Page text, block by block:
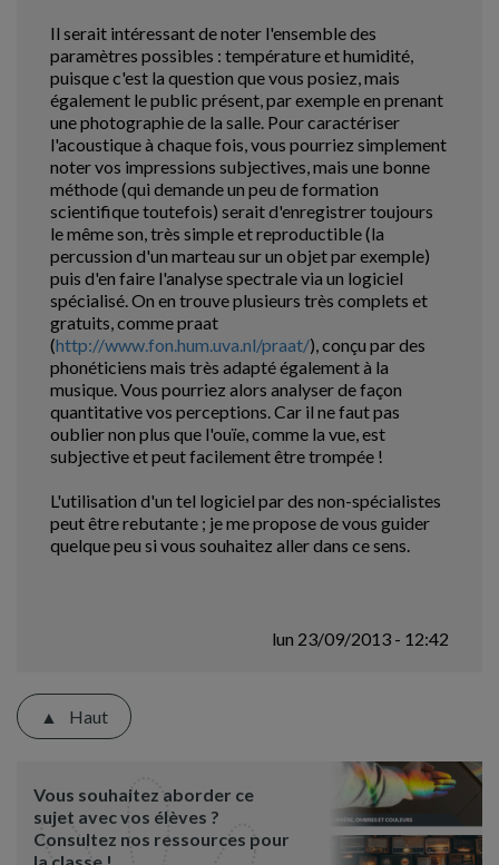
Il serait intéressant de noter l'ensemble des
paramètres possibles : température et humidité,
puisque c'est la question que vous posiez, mais
également le public présent, par exemple en prenant
une photographie de la salle. Pour caractériser
l'acoustique à chaque fois, vous pourriez simplement
noter vos impressions subjectives, mais une bonne
méthode (qui demande un peu de formation
scientifique toutefois) serait d'enregistrer toujours
le même son, très simple et reproductible (la
percussion d'un marteau sur un objet par exemple)
puis d'en faire l'analyse spectrale via un logiciel
spécialisé. On en trouve plusieurs très complets et
gratuits, comme praat
(http://www.fon.hum.uva.nl/praat/), conçu par des
phonéticiens mais très adapté également à la
musique. Vous pourriez alors analyser de façon
quantitative vos perceptions. Car il ne faut pas
oublier non plus que l'ouïe, comme la vue, est
subjective et peut facilement être trompée !
L'utilisation d'un tel logiciel par des non-spécialistes
peut être rebutante ; je me propose de vous guider
quelque peu si vous souhaitez aller dans ce sens.
lun 23/09/2013 - 12:42
Haut
Vous souhaitez aborder ce
sujet avec vos élèves ?
Consultez nos ressources pour